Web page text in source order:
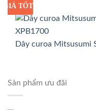
GIÁ SỈ
GIÁ TỐT
Dây curoa Mitsusumi
Sản phẩm ưu đãi